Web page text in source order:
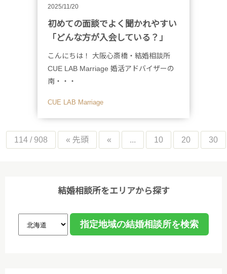
2025/11/20
初めての面談でよく聞かれやすい
「どんな方が入会している？」
こんにちは！ 大阪心斎橋・結婚相談所
CUE LAB Marriage 婚活アドバイザーの
南・・・
CUE LAB Marriage
114 / 908 « 先頭 « ... 10 20 30
結婚相談所をエリアから探す